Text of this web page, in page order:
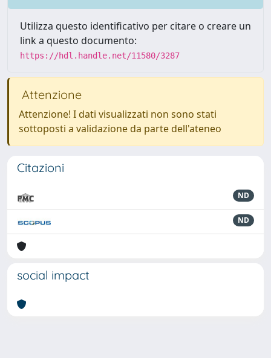
Utilizza questo identificativo per citare o creare un
link a questo documento:
https://hdl.handle.net/11580/3287
Attenzione
Attenzione! I dati visualizzati non sono stati
sottoposti a validazione da parte dell'ateneo
Citazioni
ND
ND
social impact